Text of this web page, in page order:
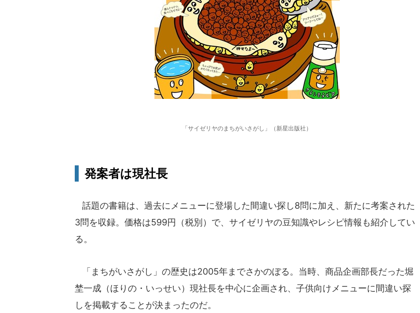
「サイゼリヤのまちがいさがし」（新星出版社）
発案者は現社長
話題の書籍は、過去にメニューに登場した間違い探し8問に加え、新たに考案された
3問を収録。価格は599円（税別）で、サイゼリヤの豆知識やレシピ情報も紹介してい
る。
「まちがいさがし」の歴史は2005年までさかのぼる。当時、商品企画部長だった堀
埜一成（ほりの・いっせい）現社長を中心に企画され、子供向けメニューに間違い探
しを掲載することが決まったのだ。